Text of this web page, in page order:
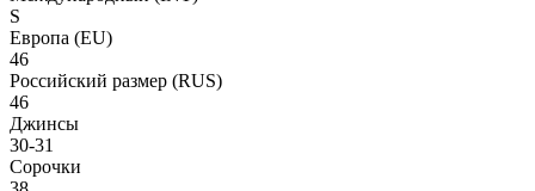
S
Европа (EU)
46
Российский размер (RUS)
46
Джинсы
30-31
Сорочки